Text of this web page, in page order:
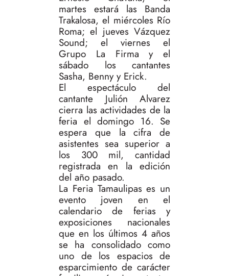
martes estará las Banda
Trakalosa, el miércoles Río
Roma; el jueves Vázquez
Sound; el viernes el
Grupo La Firma y el
sábado los cantantes
Sasha, Benny y Erick.
El espectáculo del
cantante Julión Alvarez
cierra las actividades de la
feria el domingo 16. Se
espera que la cifra de
asistentes sea superior a
los 300 mil, cantidad
registrada en la edición
del año pasado.
La Feria Tamaulipas es un
evento joven en el
calendario de ferias y
exposiciones nacionales
que en los últimos 4 años
se ha consolidado como
uno de los espacios de
esparcimiento de carácter